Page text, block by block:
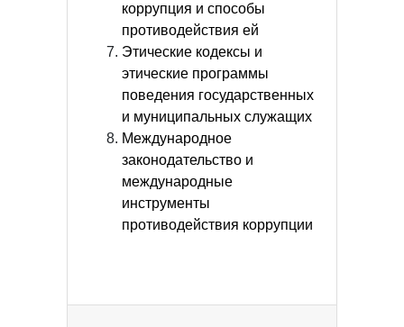
коррупция и способы
противодействия ей
Этические кодексы и
этические программы
поведения государственных
и муниципальных служащих
Международное
законодательство и
международные
инструменты
противодействия коррупции